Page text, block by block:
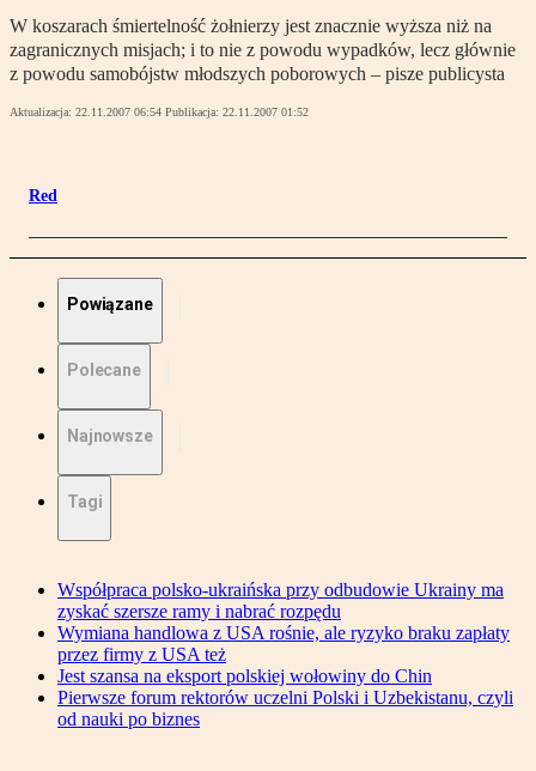
W koszarach śmiertelność żołnierzy jest znacznie wyższa niż na
zagranicznych misjach; i to nie z powodu wypadków, lecz głównie
z powodu samobójstw młodszych poborowych – pisze publicysta
Aktualizacja: 22.11.2007 06:54 Publikacja: 22.11.2007 01:52
Red
Powiązane
Polecane
Najnowsze
Tagi
Współpraca polsko-ukraińska przy odbudowie Ukrainy ma
zyskać szersze ramy i nabrać rozpędu
Wymiana handlowa z USA rośnie, ale ryzyko braku zapłaty
przez firmy z USA też
Jest szansa na eksport polskiej wołowiny do Chin
Pierwsze forum rektorów uczelni Polski i Uzbekistanu, czyli
od nauki po biznes